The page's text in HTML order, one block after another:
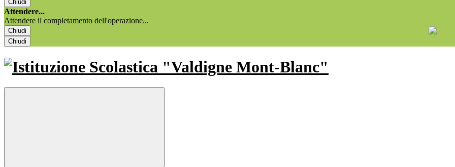
Chiudi
Attendere...
Attendere il completamento dell'operazione...
Chiudi
Chiudi